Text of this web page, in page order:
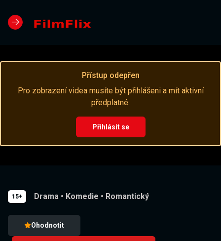
Přístup odepřen
Pro zobrazení videa musíte být přihlášeni a mít aktivní
předplatné.
Přihlásit se
15+ Drama • Komedie • Romantický
Ohodnotit